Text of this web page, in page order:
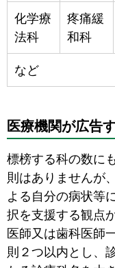
化学療
法科
疼痛緩
和科
など
医療機関が広告
標榜する科の数に
則はありませんが
よる自分の病状等
択を支援する観点
医師又は歯科医師
則２つ以内とし、